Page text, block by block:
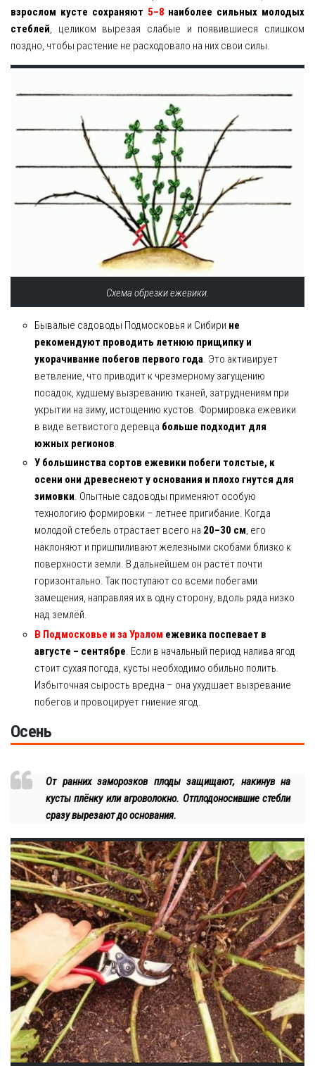
взрослом кусте сохраняют 5–8 наиболее сильных молодых
стеблей , целиком вырезая слабые и появившиеся слишком
поздно, чтобы растение не расходовало на них свои силы.
Схема обрезки ежевики.
Бывалые садоводы Подмосковья и Сибири не
рекомендуют проводить летнюю прищипку и
укорачивание побегов первого года . Это активирует
ветвление, что приводит к чрезмерному загущению
посадок, худшему вызреванию тканей, затруднениям при
укрытии на зиму, истощению кустов. Формировка ежевики
в виде ветвистого деревца больше подходит для
южных регионов
У большинства сортов ежевики побеги толстые, к
осени они древеснеют у основания и плохо гнутся для
зимовки. Опытные садоводы применяют особую
технологию формировки – летнее пригибание. Когда
молодой стебель отрастает всего на 20–30 см, его
наклоняют и пришпиливают железными скобами близко к
поверхности земли. В дальнейшем он растёт почти
горизонтально. Так поступают со всеми побегами
замещения, направляя их в одну сторону, вдоль ряда низко
над землёй.
В Подмосковье и за Уралом ежевика поспевает в
августе – сентябре. Если в начальный период налива ягод
стоит сухая погода, кусты необходимо обильно полить.
Избыточная сырость вредна – она ухудшает вызревание
побегов и провоцирует гниение ягод.
Осень
От ранних заморозков плоды защищают, накинув на
кусты плёнку или агроволокно. Отплодоносившие стебли
сразу вырезают до основания.